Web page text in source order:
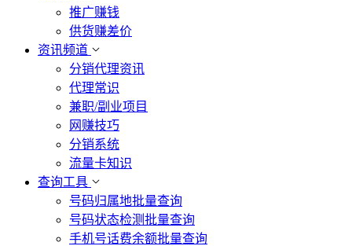
推广赚钱
供货赚差价
资讯频道
分销代理资讯
代理常识
兼职/副业项目
网赚技巧
分销系统
流量卡知识
查询工具
号码归属地批量查询
号码状态检测批量查询
手机号话费余额批量查询